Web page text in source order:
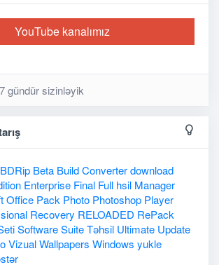
YouTube kanalımız
gündür sizinləyik
BDRip Beta BuildConverterdownload
Enterprise Final Full hsil Manager
Office Pack Photo Photoshop Player
Recovery RELOADED RePack
SoftwareSuiteTəhsil Ultimate Update
VizualWallpapers Windows yukle